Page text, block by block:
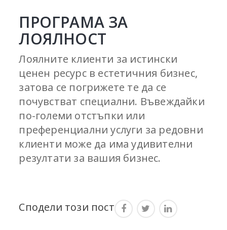
ПРОГРАМА ЗА
ЛОЯЛНОСТ
Лоялните клиенти за истински
ценен ресурс в естетичния бизнес,
затова се погрижете те да се
почувстват специални. Въвеждайки
по-големи отстъпки или
преференциални услуги за редовни
клиенти може да има удивителни
резултати за вашия бизнес.
Сподели този пост